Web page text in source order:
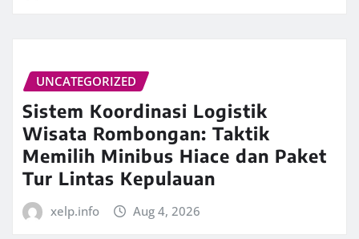
UNCATEGORIZED
Sistem Koordinasi Logistik
Wisata Rombongan: Taktik
Memilih Minibus Hiace dan Paket
Tur Lintas Kepulauan
xelp.info Aug 4, 2026